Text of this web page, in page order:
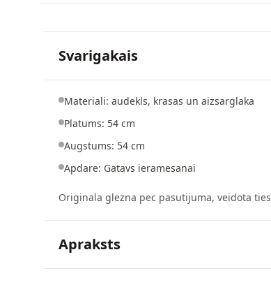
Svarigakais
Materiali: audekls, krasas un aizsarglaka
Platums: 54 cm
Augstums: 54 cm
Apdare: Gatavs ieramesanai
Originala glezna pec pasutijuma, veidota
Apraksts